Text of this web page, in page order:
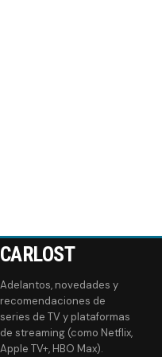
CARLOST
Adelantos, novedades y
recomendaciones de
series de TV y plataformas
de streaming (como Netflix,
Apple TV+, HBO Max).